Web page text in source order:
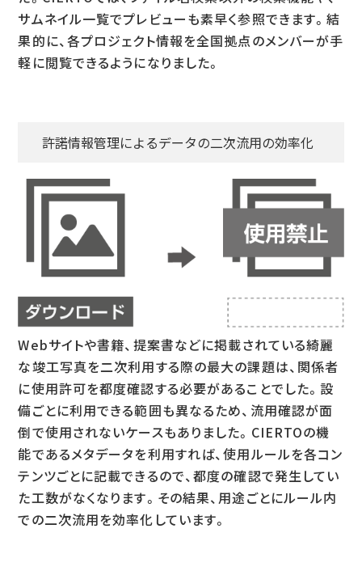
サムネイル一覧でプレビューも素早く参照できます。結
果的に、各プロジェクト情報を全国拠点のメンバーが手
軽に閲覧できるようになりました。
許諾情報管理によるデータの二次流用の効率化
Webサイトや書籍、提案書などに掲載されている綺麗
な竣工写真を二次利用する際の最大の課題は、関係者
に使用許可を都度確認する必要があることでした。設
備ごとに利用できる範囲も異なるため、流用確認が面
倒で使用されないケースもありました。CIERTOの機
能であるメタデータを利用すれば、使用ルールを各コン
テンツごとに記載できるので、都度の確認で発生してい
た工数がなくなります。その結果、用途ごとにルール内
での二次流用を効率化しています。